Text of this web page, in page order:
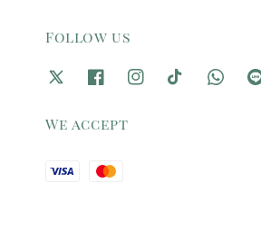
Follow us
We accept